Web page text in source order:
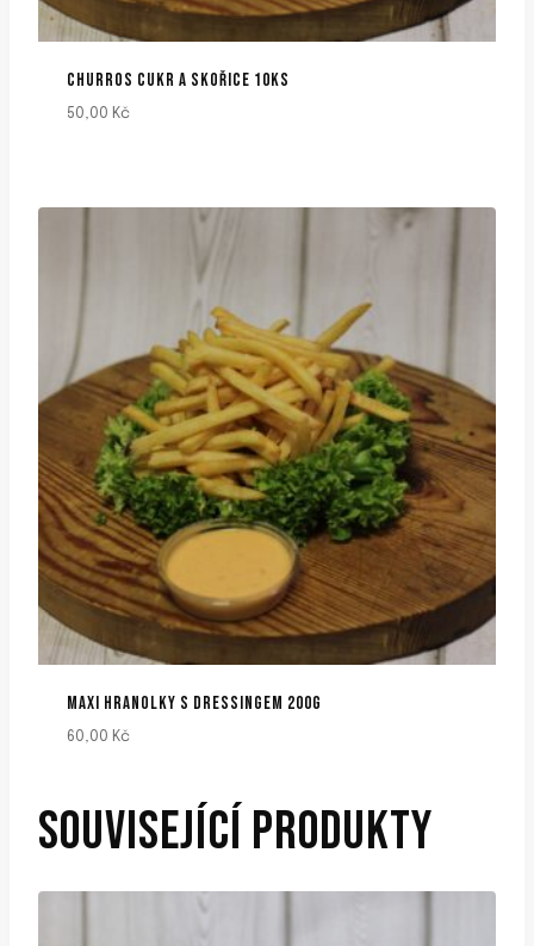
CHURROS CUKR A SKOŘICE 10KS
50,00 Kč
MAXI HRANOLKY S DRESSINGEM 200G
60,00 Kč
SOUVISEJÍCÍ PRODUKTY